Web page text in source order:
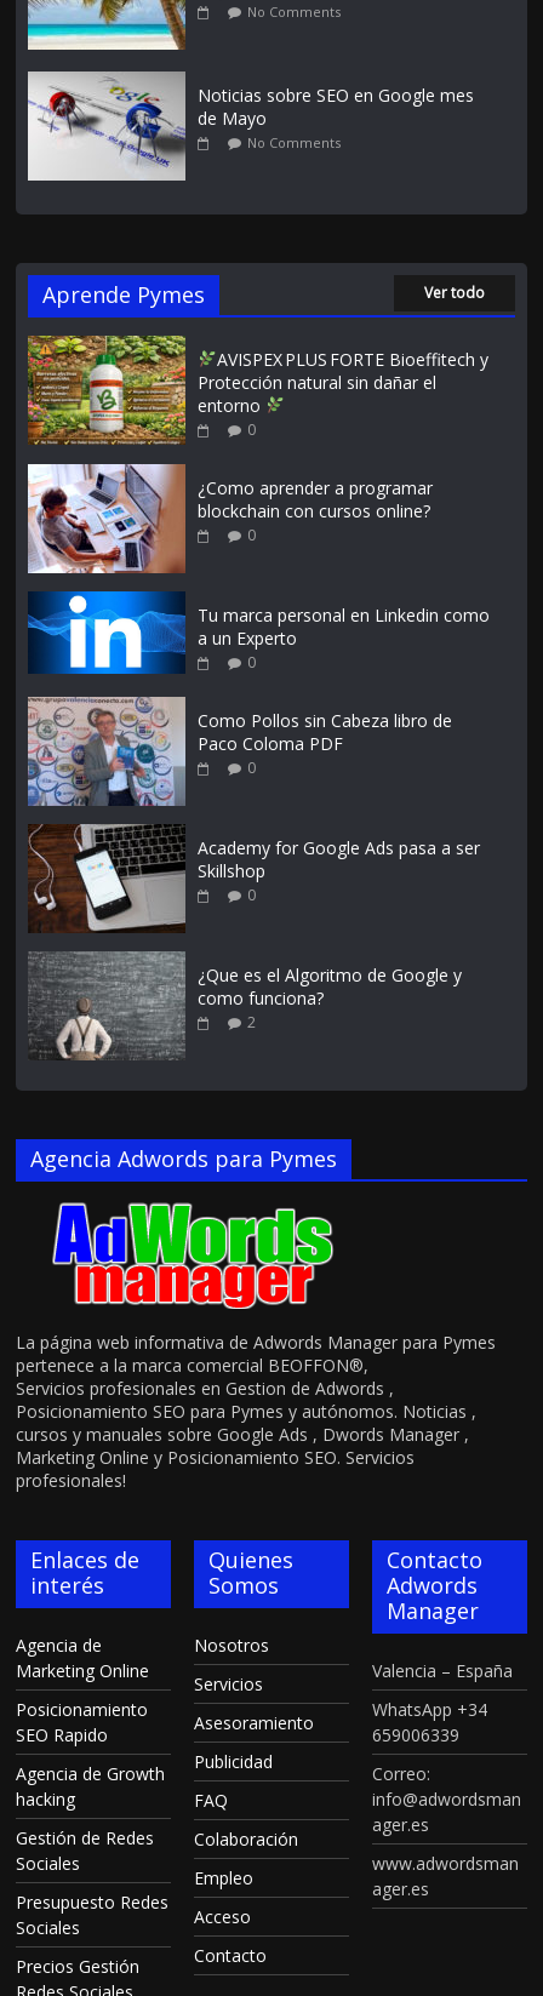
No Comments
Noticias sobre SEO en Google mes
de Mayo
No Comments
Aprende Pymes Ver todo
AVISPEX PLUS FORTE Bioeffitech y
Protección natural sin dañar el
entorno
0
¿Como aprender a programar
blockchain con cursos online?
0
Tu marca personal en Linkedin como
a un Experto
0
Como Pollos sin Cabeza libro de
Paco Coloma PDF
0
Academy for Google Ads pasa a ser
Skillshop
0
¿Que es el Algoritmo de Google y
como funciona?
2
Agencia Adwords para Pymes
La página web informativa de Adwords Manager para Pymes
pertenece a la marca comercial BEOFFON®,
Servicios profesionales en Gestion de Adwords ,
Posicionamiento SEO para Pymes y autónomos. Noticias ,
cursos y manuales sobre Google Ads , Dwords Manager ,
Marketing Online y Posicionamiento SEO. Servicios
profesionales!
Enlaces de
interés
Agencia de
Marketing Online
Posicionamiento
SEO Rapido
Agencia de Growth
hacking
Gestión de Redes
Sociales
Presupuesto Redes
Sociales
Precios Gestión
Quienes
Somos
Nosotros
Servicios
Asesoramiento
Publicidad
FAQ
Colaboración
Empleo
Acceso
Contacto
Contacto
Adwords
Manager
Valencia – España
WhatsApp +34
659006339
Correo:
info@adwordsman
ager.es
www.adwordsman
ager.es